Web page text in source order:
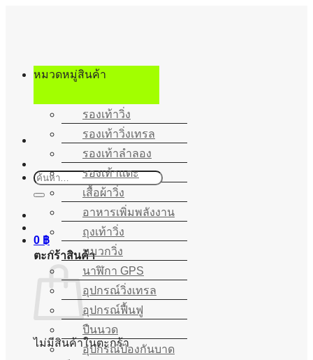
เนื้อหา
ค้นหา:
0 ฿
ตะกร้าสินค้า
ไม่มีสินค้าในตะกร้า
หมวดหมู่สินค้า
รองเท้าวิ่ง
รองเท้าวิ่งเทรล
รองเท้าลำลอง
รองเท้าแตะ
เสื้อผ้าวิ่ง
อาหารเพิ่มพลังงาน
ถุงเท้าวิ่ง
หมวกวิ่ง
นาฬิกา GPS
อุปกรณ์วิ่งเทรล
อุปกรณ์ฟื้นฟู
ปืนนวด
อุปกรณ์ป้องกันบาด